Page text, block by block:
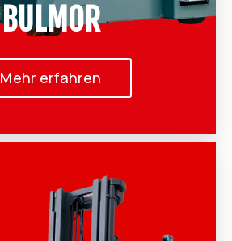
BULMOR
Mehr erfahren